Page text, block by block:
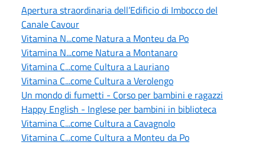
Apertura straordinaria dell’Edificio di Imbocco del
Canale Cavour
Vitamina N...come Natura a Monteu da Po
Vitamina N...come Natura a Montanaro
Vitamina C...come Cultura a Lauriano
Vitamina C...come Cultura a Verolengo
Un mondo di fumetti - Corso per bambini e ragazzi
Happy English - Inglese per bambini in biblioteca
Vitamina C...come Cultura a Cavagnolo
Vitamina C...come Cultura a Monteu da Po